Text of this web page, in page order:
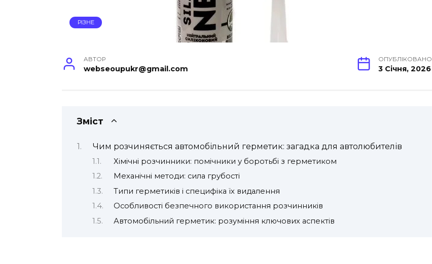
РІЗНЕ
АВТОР
webseoupukr@gmail.com
ОПУБЛІКОВАНО
3 Січня, 2026
Зміст
Чим розчиняється автомобільний герметик: загадка для автолюбителів
Хімічні розчинники: помічники у боротьбі з герметиком
Механічні методи: сила грубості
Типи герметиків і специфіка їх видалення
Особливості безпечного використання розчинників
Автомобільний герметик: розуміння ключових аспектів